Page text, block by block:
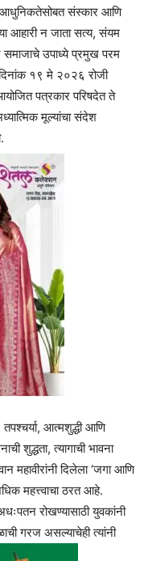
संस्कार आणि
आहारी न जाता सत्य, संयम
समाजाचे उपाध्ये प्रमुख परम
१९ मे २०२६ रोजी
पत्रकार परिषदेत ते
मूल्यांचा संदेश
आत्मशुद्धी आणि
शुद्धता, त्यागाची भावना
दिलेला ‘जगा आणि
महत्त्वाचा ठरत आहे.
रोखण्यासाठी युवकांनी
गरज असल्याचेही त्यांनी